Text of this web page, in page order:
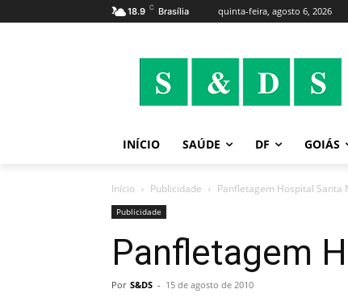
18.9 C Brasília quinta-feira, agosto 6, 2026
INÍCIO SAÚDE DF GOIÁS
Início Publicidade Panfletagem Hospital Santa
Publicidade
Panfletagem
Por S&DS - 15 de agosto de 2010